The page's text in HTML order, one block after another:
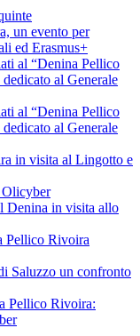
un evento per
ed Erasmus+
al “Denina Pellico
al Generale
al “Denina Pellico
al Generale
in visita al Lingotto e
Olicyber
Denina in visita allo
Pellico Rivoira
Saluzzo un confronto
Pellico Rivoira: